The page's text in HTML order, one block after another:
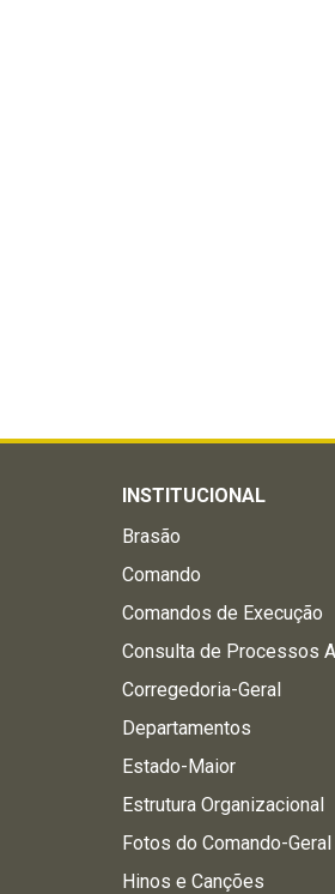
INSTITUCIONAL
Brasão
Comando
Comandos de Execução
Consulta de Processos
Corregedoria-Geral
Departamentos
Estado-Maior
Estrutura Organizacional
Fotos do Comando-Geral
Hinos e Canções